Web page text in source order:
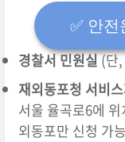
✅️ 안전
경찰서 민원실(단,
재외동포청 서비
서울 율곡로6에
외동포만 신청 가